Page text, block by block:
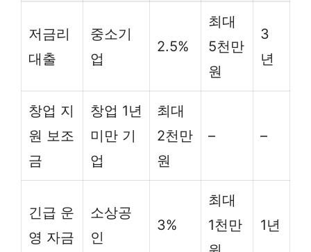
저금리
대출
중소기
업
2.5%
최대
5천만
원
3
년
창업 지
원 보조
금
창업 1년
미만 기
업
최대
2천만
원
– –
긴급 운
영 자금
소상공
인
3%
최대
1천만
1년